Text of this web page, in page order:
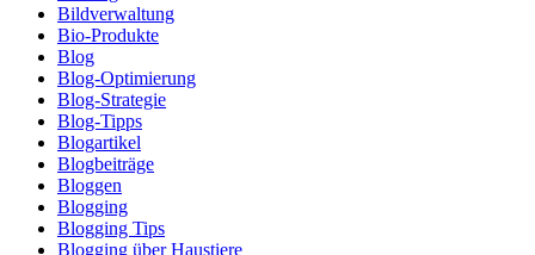
Bildverwaltung
Bio-Produkte
Blog
Blog-Optimierung
Blog-Strategie
Blog-Tipps
Blogartikel
Blogbeiträge
Bloggen
Blogging
Blogging Tips
Blogging über Haustiere